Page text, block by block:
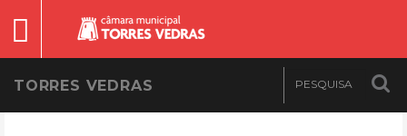
TORRES VEDRAS